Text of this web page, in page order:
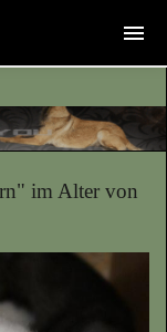
im Alter von